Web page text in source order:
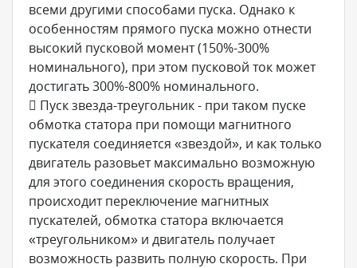
всеми другими способами пуска. Однако к
особенностям прямого пуска можно отнести
высокий пусковой момент (150%-300%
номинального), при этом пусковой ток может
достигать 300%-800% номинального.
 Пуск звезда-треугольник - при таком пуске
обмотка статора при помощи магнитного
пускателя соединяется «звездой», и как только
двигатель разовьет максимально возможную
для этого соединения скорость вращения,
происходит переключение магнитных
пускателей, обмотка статора включается
«треугольником» и двигатель получает
возможность развить полную скорость. При